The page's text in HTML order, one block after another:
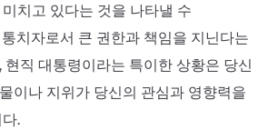
치고 있다는 것을 나타낼 수
치자로서 큰 권한과 책임을 지닌다는
현직 대통령이라는 특이한 상황은 당신
이나 지위가 당신의 관심과 영향력을
.